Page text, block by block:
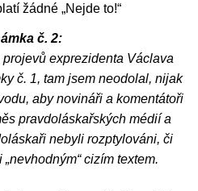
žádné „Nejde to!“
č. 2:
exprezidenta Václava
č. 1, tam jsem neodolal, nijak
aby novináři a komentátoři
pravdoláskařských médií a
nebyli rozptylováni, či
cizím textem.